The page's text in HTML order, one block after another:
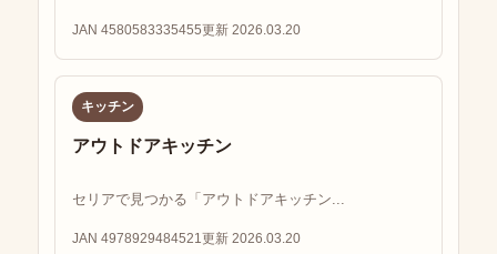
JAN 4580583335455更新 2026.03.20
キッチン
アウトドアキッチン
セリアで見つかる「アウトドアキッチン...
JAN 4978929484521 更新 2026.03.20